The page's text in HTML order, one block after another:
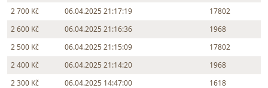
2 700 Kč
06.04.2025 21:17:19
17802
2 600 Kč
06.04.2025 21:16:36
1968
2 500 Kč
06.04.2025 21:15:09
17802
2 400 Kč
06.04.2025 21:14:20
1968
2 300 Kč
06.04.2025 14:47:00
1618